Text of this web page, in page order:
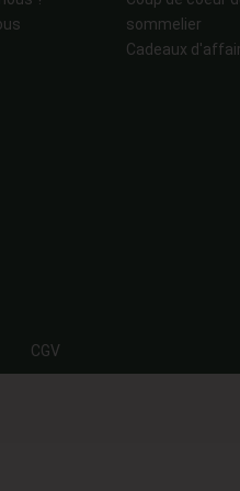
sommelier
Cadeaux
CGV